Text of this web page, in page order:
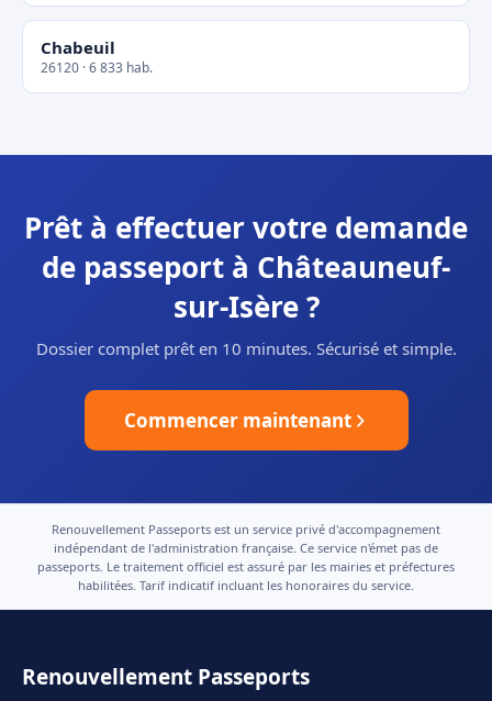
Chabeuil
26120 · 6 833 hab.
Prêt à effectuer votre demande
de passeport à Châteauneuf-
sur-Isère ?
Dossier complet prêt en 10 minutes. Sécurisé et simple.
Commencer maintenant
Renouvellement Passeports est un service privé d'accompagnement
indépendant de l'administration française. Ce service n'émet pas de
passeports. Le traitement officiel est assuré par les mairies et préfectures
habilitées. Tarif indicatif incluant les honoraires du service.
Renouvellement Passeports